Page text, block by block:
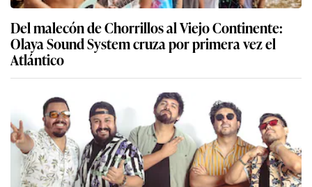
Del malecón de Chorrillos al Viejo Continente:
Olaya Sound System cruza por primera vez el
Atlántico